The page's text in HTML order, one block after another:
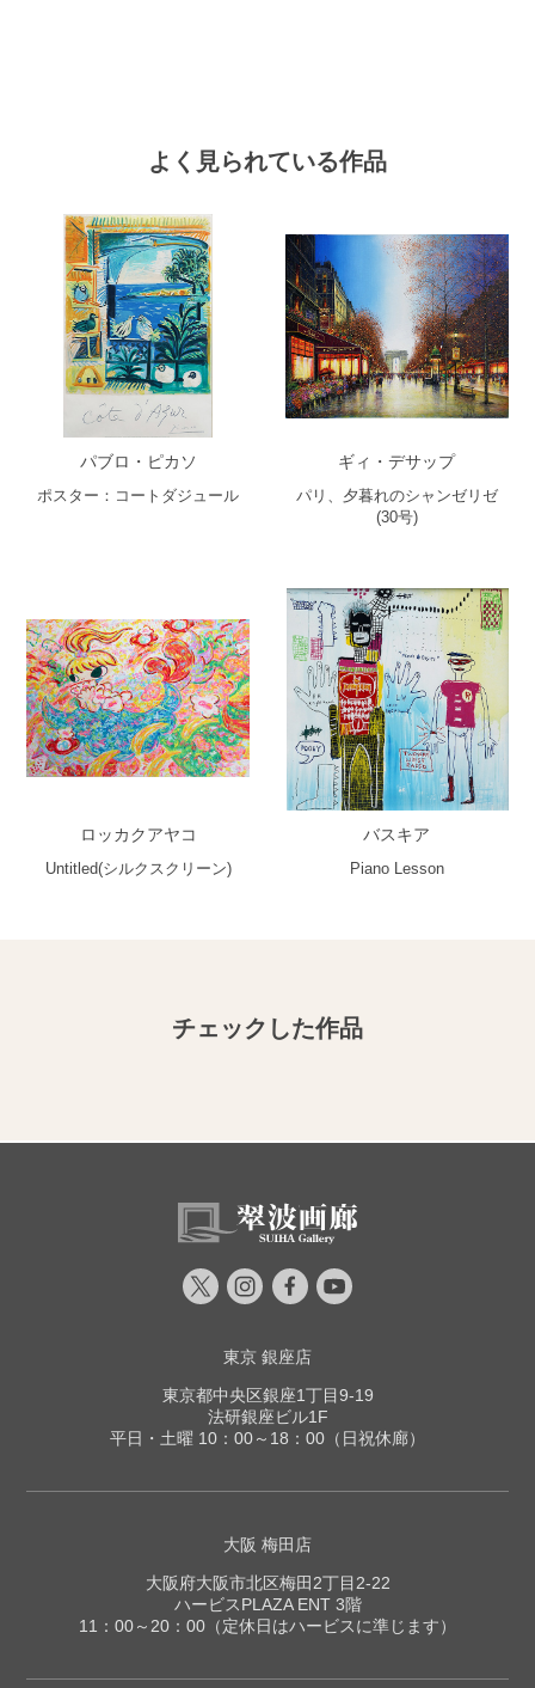
よく見られている作品
パブロ・ピカソ
ポスター：コートダジュール
ギィ・デサップ
パリ、夕暮れのシャンゼリゼ
(30号)
ロッカクアヤコ
Untitled(シルクスクリーン)
バスキア
Piano Lesson
チェックした作品
東京 銀座店
東京都中央区銀座1丁目9-19
法研銀座ビル1F
平日・土曜 10：00～18：00（日祝休廊）
大阪 梅田店
大阪府大阪市北区梅田2丁目2-22
ハービスPLAZA ENT 3階
11：00～20：00（定休日はハービスに準じます）